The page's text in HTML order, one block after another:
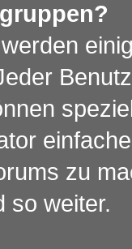
zu
so weiter.